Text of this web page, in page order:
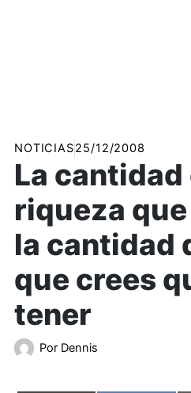
NOTICIAS25/12/2008
La cantidad
riqueza
la cantidad
que crees
tener
Por Dennis